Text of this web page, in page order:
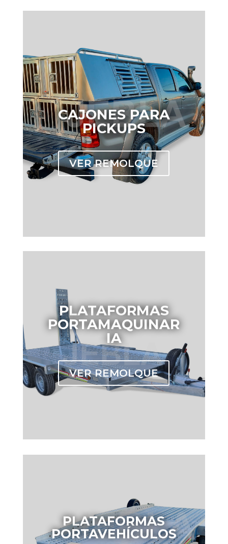
CAJONES PARA
PICKUPS
VER REMOLQUE
PLATAFORMAS
PORTAMAQUINAR
IA
VER REMOLQUE
PLATAFORMAS
PORTAVEHÍCULOS